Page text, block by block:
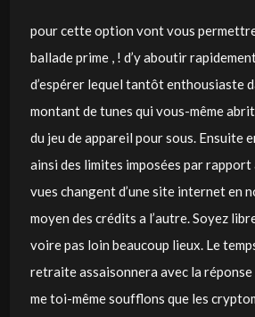
pour cette option vont vous
ballade prime , ! d’y aboutir
d’espérer lequel tantôt enthousiaste
montant de tunes qui vous-même
du jeu de appareil pour sous. Ensuite
ainsi des limites imposées par
vues changent d’une site internet en
moyen des crédits a l’autre. Soyez
voire pas loin beaucoup lieux. Le
retraite assaisonnera avec la réponse
me toi-même soufflons que les